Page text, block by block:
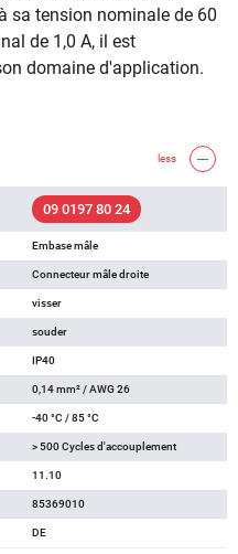
sa tension nominale de 60
de 1,0 A, il est
domaine d'application.
less
09 0197 80 24
Embase mâle
Connecteur mâle droite
visser
souder
IP40
0,14 mm² / AWG 26
-40 °C / 85 °C
> 500 Cycles d'accouplement
11.10
85369010
DE